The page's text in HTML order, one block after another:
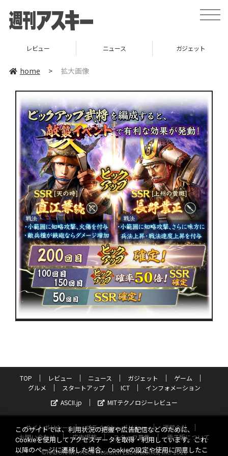
toggle
レビュー ニュース ガジェット
home > 拡大画像
TOP レビュー ニュース ガジェット
ゲーム
グルメ
スタートアップ ICT
インフォメーション
ASCII.jp
MITテクノロジーレビュー
サイトポリシー プライバシーポリシー
運営会社
お問い合わせ
広告掲載 スタッフ募集
電子版について
©KADOKAWA ASCII Research Laboratories, Inc. 2026
このサイトでは、利用状況の把握や広告配信などのために、
Cookieを使用してアクセスデータを取得・利用しています。これ
以降のページに遷移した場合、Cookieの設定や使用に同意したこ